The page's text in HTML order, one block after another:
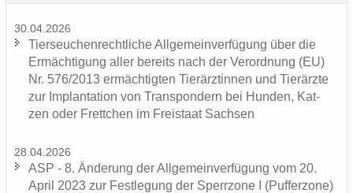
30.04.2026
Tier­seu­chen­recht­li­che All­ge­mein­ver­fü­gung über die
Er­mäch­ti­gung aller be­reits nach der Ver­ord­nung (EU)
Nr. 576/2013 er­mäch­tig­ten Tier­ärz­tin­nen und Tier­ärz­te
zur Im­plan­ta­ti­on von Trans­pon­dern bei Hun­den, Kat­
zen oder Frett­chen im Frei­staat Sach­sen
28.04.2026
ASP - 8. Än­de­rung der All­ge­mein­ver­fü­gung vom 20.
April 2023 zur Fest­le­gung der Sperr­zo­ne I (Puf­fer­zo­ne)